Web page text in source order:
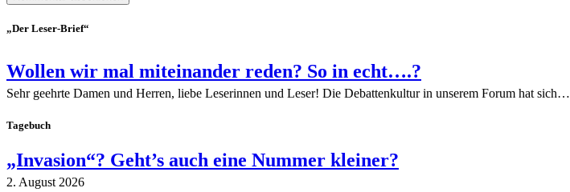
„Der Leser-Brief“
Wollen wir mal miteinander reden? So in echt….?
Sehr geehrte Damen und Herren, liebe Leserinnen und Leser! Die Debattenkultur in unserem Forum hat sich…
Tagebuch
„Invasion“? Geht’s auch eine Nummer kleiner?
2. August 2026